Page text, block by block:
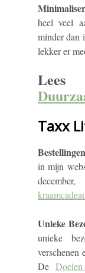
heel veel
minder dan
lekker er
Taxx
in mijn
Unieke
unieke
verschenen
De